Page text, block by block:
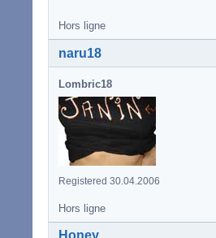
Hors ligne
naru18
Lombric18
Registered 30.04.2006
Hors ligne